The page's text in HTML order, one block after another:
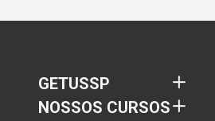
GETUSSP
NOSSOS CURSOS